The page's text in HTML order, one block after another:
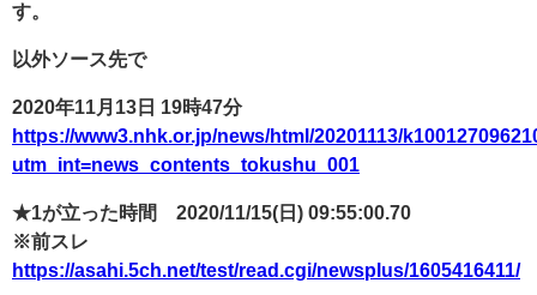
す。
以外ソース先で
2020年11月13日 19時47分
https://www3.nhk.or.jp/news/html/20201113/
utm_int=news_contents_tokushu_001
★1が立った時間 2020/11/15(日) 09:55:00.70
※前スレ
https://asahi.5ch.net/test/read.cgi/newsplus/1605416411/